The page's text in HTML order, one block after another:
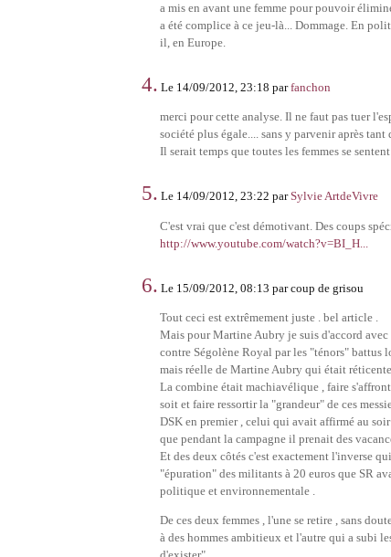
a mis en avant une femme pour pouvoir
a été complice à ce jeu-là... Dommage. En
il, en Europe.
4. Le 14/09/2012, 23:18 parfanchon
merci pour cette analyse. Il ne faut pas tuer
société plus égale.... sans y parvenir après tant
Il serait temps que toutes les femmes se
5. Le 14/09/2012, 23:22 parSylvie ArtdeVivre
C'est vrai que c'est démotivant. Des coups
http://www.youtube.com/watch?v=BI_H...
6. Le 15/09/2012, 08:13 par coup de grisou
Tout ceci est extrêmement juste . bel article .
Mais pour Martine Aubry je suis d'accord
contre Ségolène Royal par les "ténors" battus
mais réelle de Martine Aubry qui était
La combine était machiavélique , faire
soit et faire ressortir la "grandeur" de ces
DSK en premier , celui qui avait affirmé au
que pendant la campagne il prenait des
Et des deux côtés c'est exactement l'inverse
"épuration" des militants à 20 euros que SR
politique et environnementale .
De ces deux femmes , l'une se retire , sans
à des hommes ambitieux et l'autre qui a subi